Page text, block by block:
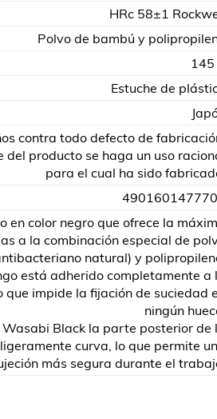
HRc 58±1
Polvo de bambú y
145
Estuche de
contra todo defecto de
del producto se haga un uso
para el cual ha sido
en color negro que ofrece la
a la combinación especial de
natural) y
está adherido completamente a
que impide la fijación de suciedad
ningún
Wasabi Black la parte posterior de
curva, lo que permite
más segura durante el